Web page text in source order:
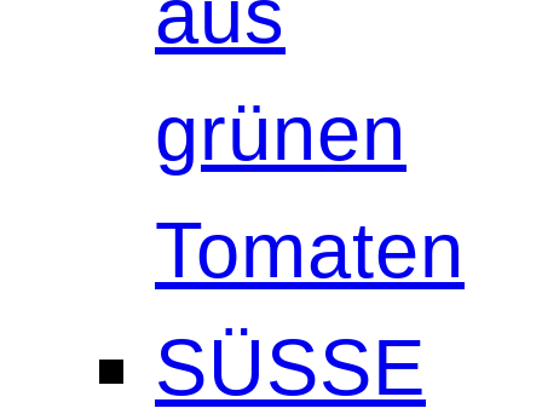
grünen
Tomaten
SÜSSE